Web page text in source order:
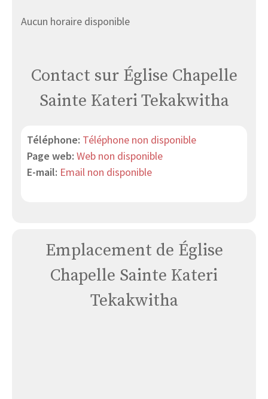
Aucun horaire disponible
Contact sur Église Chapelle
Sainte Kateri Tekakwitha
Téléphone: Téléphone non disponible
Page web: Web non disponible
E-mail: Email non disponible
Emplacement de Église
Chapelle Sainte Kateri
Tekakwitha